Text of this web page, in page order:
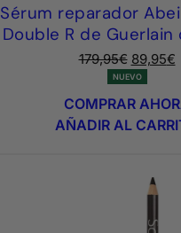
Sérum reparador
Double R de
179,95€ El
precio
original
era:
89,95€El
NUEVO
COMPRAR
AÑADIR AL